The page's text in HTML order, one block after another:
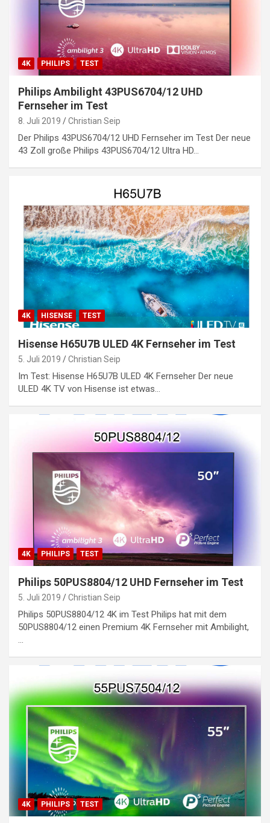
4K PHILIPS TEST
Philips Ambilight 43PUS6704/12 UHD
Fernseher im Test
8. Juli 2019 Christian Seip
Der Philips 43PUS6704/12 UHD Fernseher im Test Der neue
43 Zoll große Philips 43PUS6704/12 Ultra HD…
4K HISENSE TEST
Hisense H65U7B ULED 4K Fernseher im Test
5. Juli 2019 Christian Seip
Im Test: Hisense H65U7B ULED 4K Fernseher Der neue
ULED 4K TV von Hisense ist etwas…
4K PHILIPS TEST
Philips 50PUS8804/12 UHD Fernseher im Test
5. Juli 2019 Christian Seip
Philips 50PUS8804/12 4K im Test Philips hat mit dem
50PUS8804/12 einen Premium 4K Fernseher mit Ambilight,
…
4K PHILIPS TEST